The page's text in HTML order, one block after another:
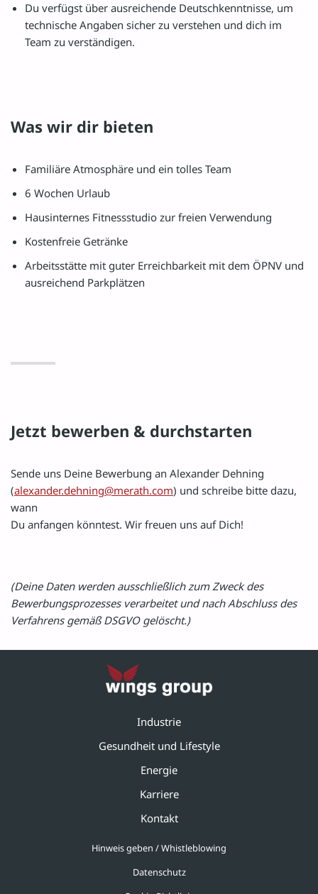
Du verfügst über ausreichende Deutschkenntnisse, um
technische Angaben sicher zu verstehen und dich im
Team zu verständigen.
Was wir dir bieten
Familiäre Atmosphäre und ein tolles Team
6 Wochen Urlaub
Hausinternes Fitnessstudio zur freien Verwendung
Kostenfreie Getränke
Arbeitsstätte mit guter Erreichbarkeit mit dem ÖPNV und
ausreichend Parkplätzen
Jetzt bewerben & durchstarten
Sende uns Deine Bewerbung an Alexander Dehning
(alexander.dehning@merath.com) und schreibe bitte dazu,
wann
Du anfangen könntest. Wir freuen uns auf Dich!
(Deine Daten werden ausschließlich zum Zweck des
Bewerbungsprozesses verarbeitet und nach Abschluss des
Verfahrens gemäß DSGVO gelöscht.)
Industrie
Gesundheit und Lifestyle
Energie
Karriere
Kontakt
Hinweis geben / Whistleblowing
Datenschutz